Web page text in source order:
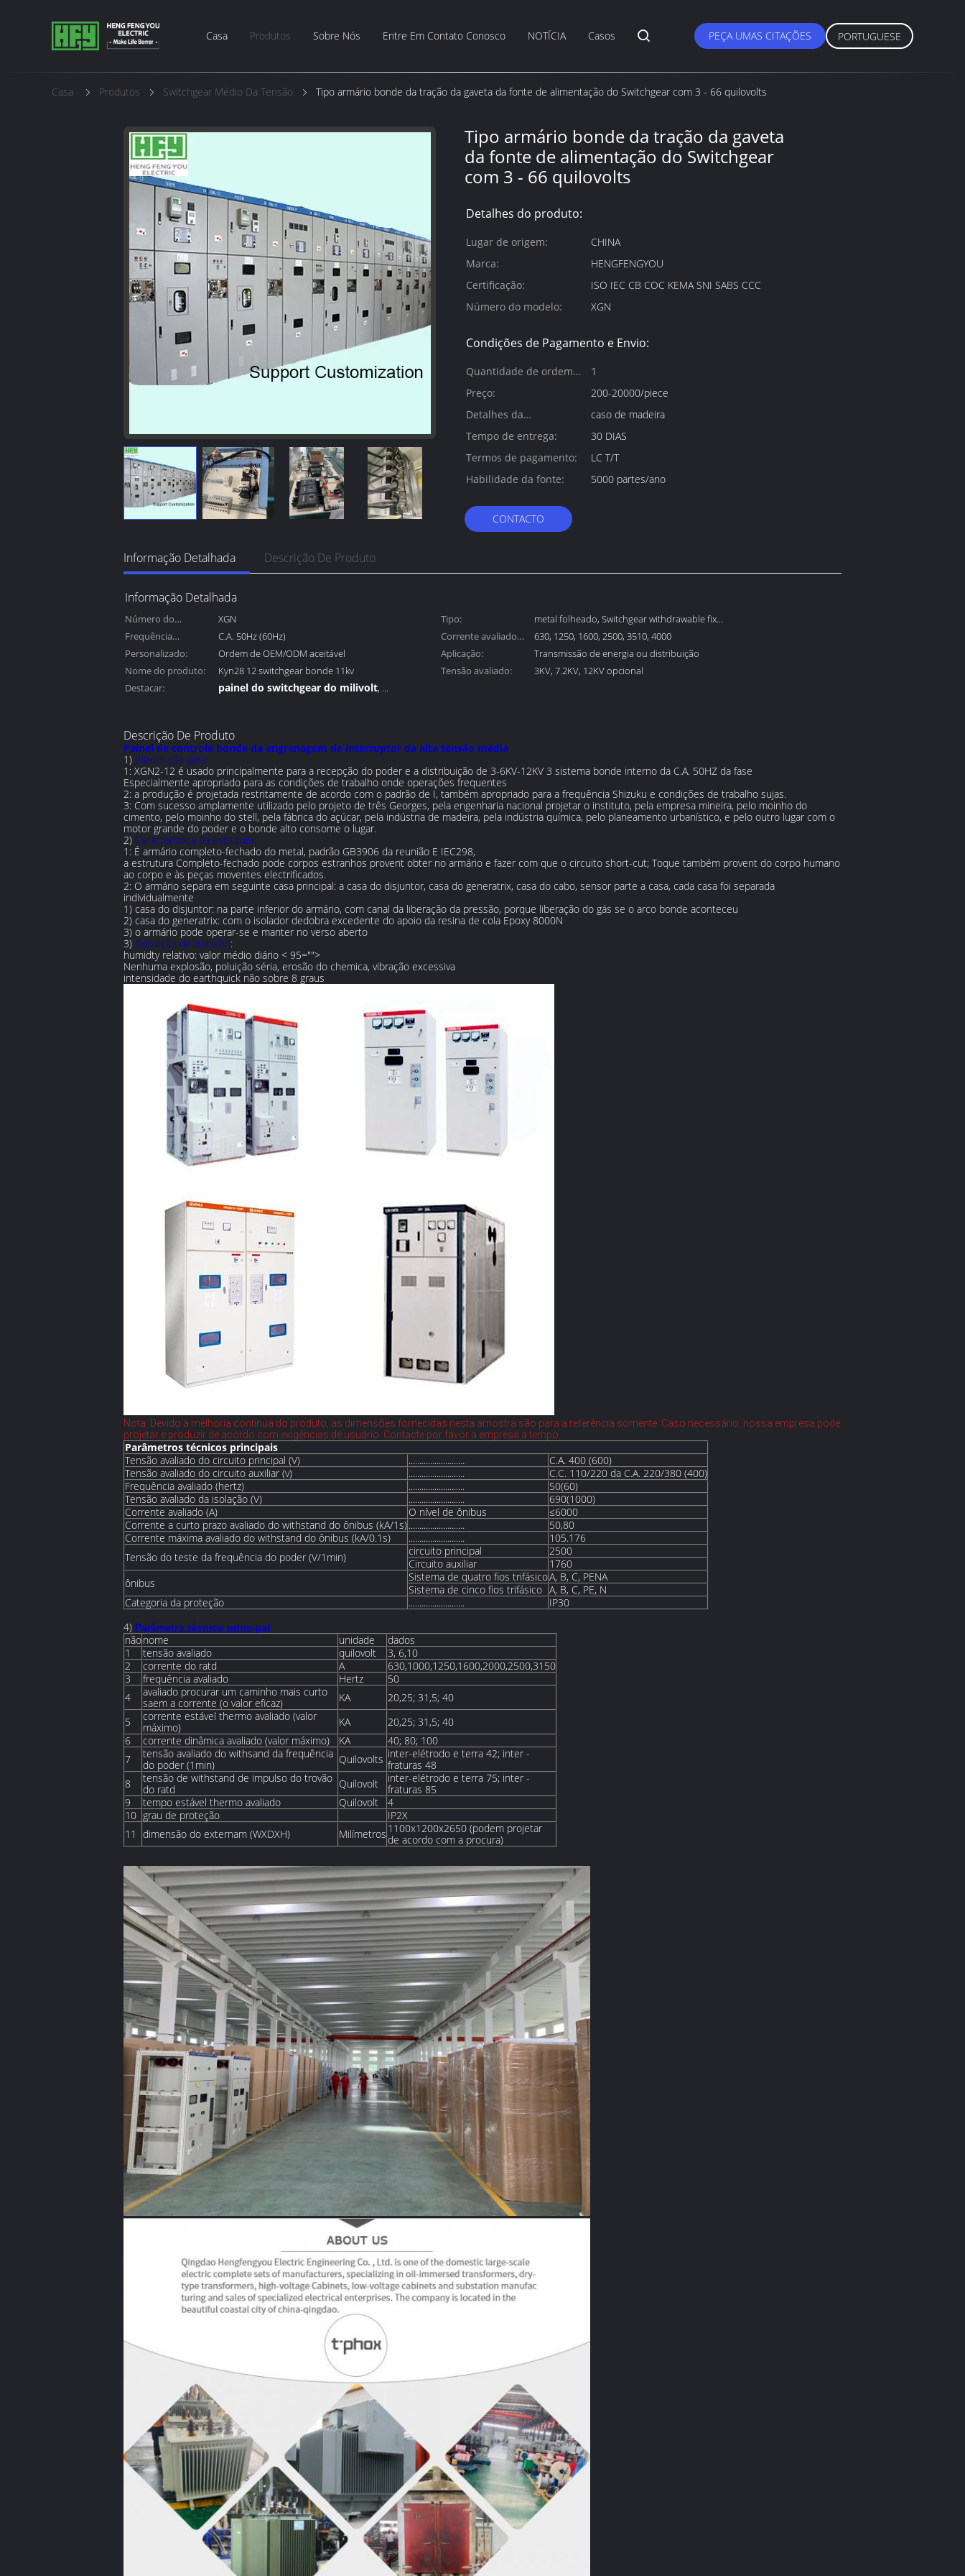
Casa Produtos Sobre Nós Entre Em Contato Conosco NOTÍCIA Casos PEÇA UMAS CITAÇÕES PORTUGUESE
Casa Produtos Switchgear Médio Da Tensão Tipo armário bonde da tração da gaveta da fonte de alimentação do Switchgear com 3 - 66 quilovolts
Tipo armário bonde da tração da gaveta
da fonte de alimentação do Switchgear
com 3 - 66 quilovolts
Detalhes do produto:
Lugar de origem:
CHINA
Marca:
HENGFENGYOU
Certificação:
ISO IEC CB COC KEMA SNI SABS CCC
Número do modelo:
XGN
Condições de Pagamento e Envio:
Quantidade de ordem
mínima:
1
Preço:
200-20000/piece
Detalhes da
embalagem:
caso de madeira
Tempo de entrega:
30 DIAS
Termos de pagamento:
LC T/T
Habilidade da fonte:
5000 partes/ano
CONTACTO
Informação Detalhada Descrição De Produto
Informação Detalhada
Número do
modelo:
XGN Tipo:
metal folheado, Switchgear withdrawable fixo
em forma de caixa
Frequência
avaliado:
C.A. 50Hz (60Hz)
Corrente avaliado
(A):
630, 1250, 1600, 2500, 3510, 4000
Personalizado:
Ordem de OEM/ODM aceitável Aplicação:
Transmissão de energia ou distribuição
Nome do produto:
Kyn28 12 switchgear bonde 11kv Tensão avaliado:
3KV, 7.2KV, 12KV opcional
Destacar:
painel do switchgear do milivolt,
Descrição De Produto
Painel de controle bonde da engrenagem de interruptor da alta tensão média
1) Introdução geral
1: XGN2-12 é usado principalmente para a recepção do poder e a distribuição de 3-6KV-12KV 3 sistema bonde interno da C.A. 50HZ da fase
Especialmente apropriado para as condições de trabalho onde operações frequentes
2: a produção é projetada restritamente de acordo com o padrão de I, também apropriado para a frequência Shizuku e condições de trabalho sujas.
3: Com sucesso amplamente utilizado pelo projeto de três Georges, pela engenharia nacional projetar o instituto, pela empresa mineira, pelo moinho do
cimento, pelo moinho do stell, pela fábrica do açúcar, pela indústria de madeira, pela indústria química, pelo planeamento urbanístico, e pelo outro lugar com o
motor grande do poder e o bonde alto consome o lugar.
2) Característica da estrutura:
1: É armário completo-fechado do metal, padrão GB3906 da reunião E IEC298,
a estrutura Completo-fechado pode corpos estranhos provent obter no armário e fazer com que o circuito short-cut; Toque também provent do corpo humano
ao corpo e às peças moventes electrificados.
2: O armário separa em seguinte casa principal: a casa do disjuntor, casa do generatrix, casa do cabo, sensor parte a casa, cada casa foi separada
individualmente
1) casa do disjuntor: na parte inferior do armário, com canal da liberação da pressão, porque liberação do gás se o arco bonde aconteceu
2) casa do generatrix: com o isolador dedobra excedente do apoio da resina de cola Epoxy 8000N
3) o armário pode operar-se e manter no verso aberto
3) Condição de trabalho:
humidty relativo: valor médio diário < 95="">
Nenhuma explosão, poluição séria, erosão do chemica, vibração excessiva
intensidade do earthquick não sobre 8 graus
Nota: Devido à melhoria contínua do produto, as dimensões fornecidas nesta amostra são para a referência somente. Caso necessário, nossa empresa pode
projetar e produzir de acordo com exigências de usuário. Contacte por favor a empresa a tempo.
Parâmetros técnicos principais
Tensão avaliado do circuito principal (V)
..........................
C.A. 400 (600)
Tensão avaliado do circuito auxiliar (v)
..........................
C.C. 110/220 da C.A. 220/380 (400)
Frequência avaliado (hertz)
..........................
50(60)
Tensão avaliado da isolação (V)
..........................
690(1000)
Corrente avaliado (A)
O nível de ônibus
≤6000
Corrente a curto prazo avaliado do withstand do ônibus (kA/1s)..........................
50,80
Corrente máxima avaliado do withstand do ônibus (kA/0.1s)
..........................
105.176
Tensão do teste da frequência do poder (V/1min)
circuito principal
2500
Circuito auxiliar
1760
ônibus
Sistema de quatro fios trifásicoA, B, C, PENA
Sistema de cinco fios trifásico A, B, C, PE, N
Categoria da proteção
..........................
IP30
4) Parâmetro técnico principal
nãonome unidade
dados
1
tensão avaliado quilovolt
3, 6,10
2
corrente do ratd A
630,1000,1250,1600,2000,2500,3150
3
frequência avaliado Hertz
50
4
avaliado procurar um caminho mais curto
saem a corrente (o valor eficaz)
KA
20,25; 31,5; 40
5
corrente estável thermo avaliado (valor
máximo)
KA
20,25; 31,5; 40
6
corrente dinâmica avaliado (valor máximo) KA
40; 80; 100
7
tensão avaliado do withsand da frequência
do poder (1min)
Quilovolts inter-elétrodo e terra 42; inter -
fraturas 48
8
tensão de withstand de impulso do trovão
do ratd
Quilovolt
inter-elétrodo e terra 75; inter -
fraturas 85
9
tempo estável thermo avaliado Quilovolt
4
10 grau de proteção
IP2X
11
dimensão do externam (WXDXH) Milímetros 1100x1200x2650 (podem projetar
de acordo com a procura)